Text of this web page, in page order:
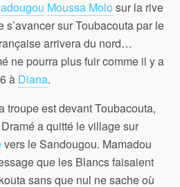
Moussa Molosur la rive
sur Toubacouta par le
arrivera du nord…
ne pourra plus fuir comme il y a
à Diana.
troupe est devant Toubacouta,
a quitté le village sur
vers le Sandougou. Mamadou
que les Blancs faisaient
sans que nul ne sache où